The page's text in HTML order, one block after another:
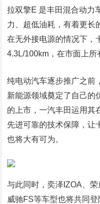
拉双擎E 是丰田混合动力
力、超低油耗，有着更长
在无外接电源的情况下，
4.3L/100km，在市面上所
纯电动汽车逐步推广之前
新能源领域奠定了自己的
的上市，一汽丰田运用其
先进可靠的技术保障，让
也将大有可为。
与此同时，奕泽IZOA、
威驰FS等车型也将共同